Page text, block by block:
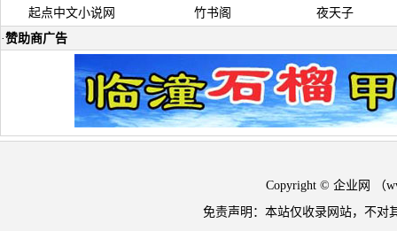
起点中文小说网 竹书阁
夜天子
·赞助商广告
Copyright © 企业网 （
免责声明：本站仅收录网站，不对